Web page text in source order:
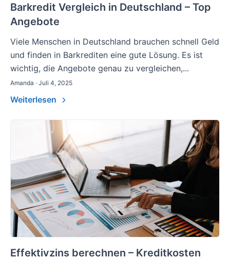
Barkredit Vergleich in Deutschland – Top
Angebote
Viele Menschen in Deutschland brauchen schnell Geld
und finden in Barkrediten eine gute Lösung. Es ist
wichtig, die Angebote genau zu vergleichen,...
Amanda · Juli 4, 2025
Weiterlesen
Effektivzins berechnen – Kreditkosten